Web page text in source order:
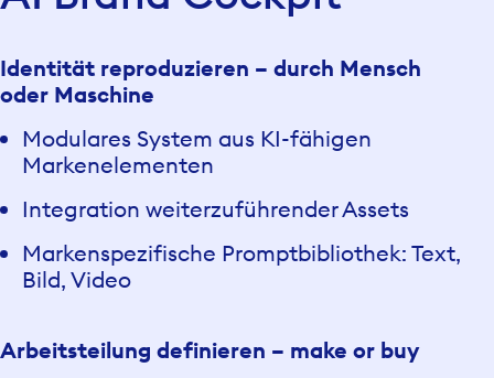
Identität reproduzieren – durch Mensch
oder Maschine
Modulares System aus KI-fähigen
Markenelementen
Integration weiterzuführender Assets
Markenspezifische Promptbibliothek: Text,
Bild, Video
Arbeitsteilung definieren – make or buy